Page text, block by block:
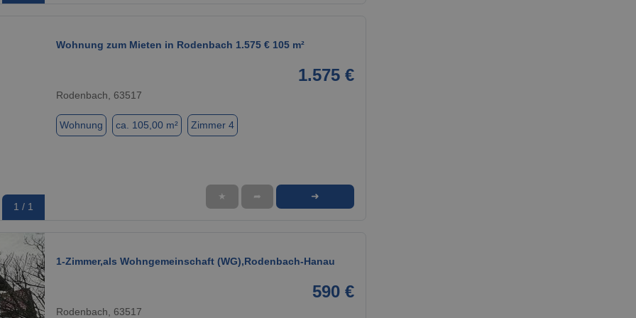
1 / 1
Wohnung zum Mieten in Rodenbach 1.575 € 105 m²
1.575 €
Rodenbach, 63517
Wohnung ca. 105,00 m² Zimmer 4
★ ➦ ➜
1-Zimmer,als Wohngemeinschaft (WG),Rodenbach-Hanau
590 €
Rodenbach, 63517